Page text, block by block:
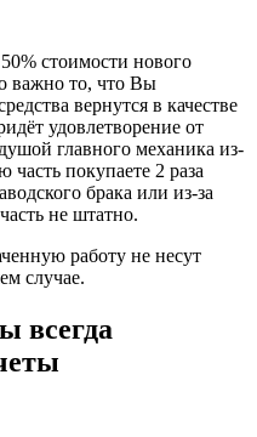
стоимости нового
важно то, что Вы
вернутся в качестве
удовлетворение от
главного механика из-
часть покупаете 2 раза
брака или из-за
не штатно.
работу не несут
случае.
всегда